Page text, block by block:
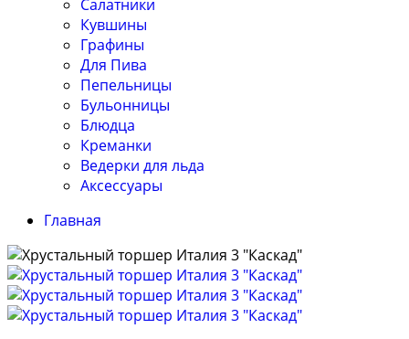
Салатники
Кувшины
Графины
Для Пива
Пепельницы
Бульонницы
Блюдца
Креманки
Ведерки для льда
Аксессуары
Главная